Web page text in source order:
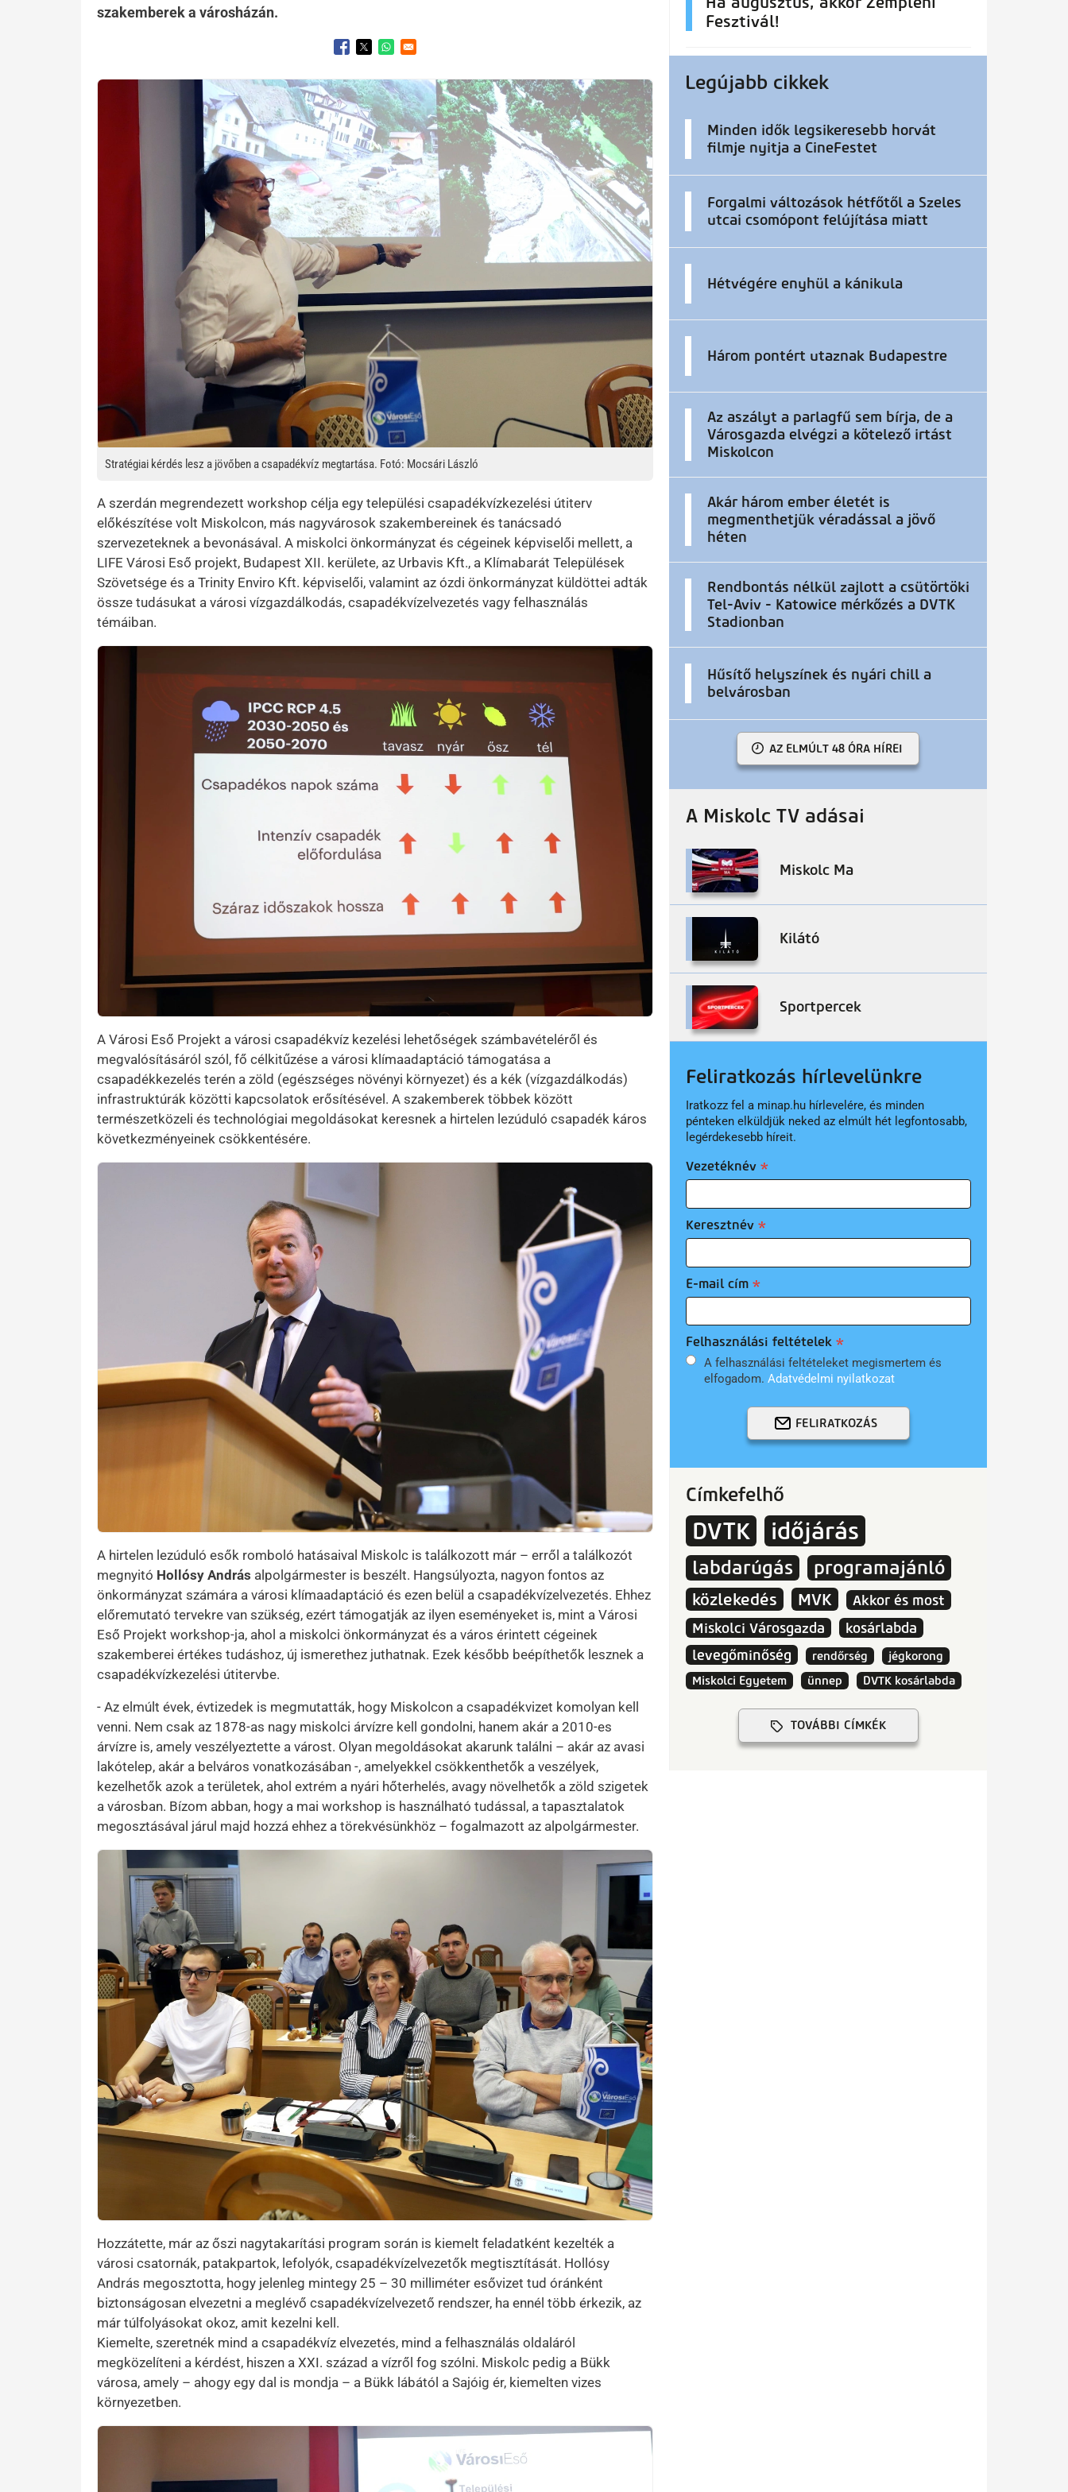
szakemberek a városházán.
Opens in a new window
Opens in a new window
Opens in a new window
Kép
Stratégiai kérdés lesz a jövőben a csapadékvíz megtartása. Fotó: Mocsári László
A szerdán megrendezett workshop célja egy települési csapadékvízkezelési útiterv
előkészítése volt Miskolcon, más nagyvárosok szakembereinek és tanácsadó
szervezeteknek a bevonásával. A miskolci önkormányzat és cégeinek képviselői mellett, a
LIFE Városi Eső projekt, Budapest XII. kerülete, az Urbavis Kft., a Klímabarát Települések
Szövetsége és a Trinity Enviro Kft. képviselői, valamint az ózdi önkormányzat küldöttei adták
össze tudásukat a városi vízgazdálkodás, csapadékvízelvezetés vagy felhasználás
témáiban.
Kép
A Városi Eső Projekt a városi csapadékvíz kezelési lehetőségek számbavételéről és
megvalósításáról szól, fő célkitűzése a városi klímaadaptáció támogatása a
csapadékkezelés terén a zöld (egészséges növényi környezet) és a kék (vízgazdálkodás)
infrastruktúrák közötti kapcsolatok erősítésével. A szakemberek többek között
természetközeli és technológiai megoldásokat keresnek a hirtelen lezúduló csapadék káros
következményeinek csökkentésére.
Kép
A hirtelen lezúduló esők romboló hatásaival Miskolc is találkozott már – erről a találkozót
megnyitó Hollósy András alpolgármester is beszélt. Hangsúlyozta, nagyon fontos az
önkormányzat számára a városi klímaadaptáció és ezen belül a csapadékvízelvezetés. Ehhez
előremutató tervekre van szükség, ezért támogatják az ilyen eseményeket is, mint a Városi
Eső Projekt workshop-ja, ahol a miskolci önkormányzat és a város érintett cégeinek
szakemberei értékes tudáshoz, új ismerethez juthatnak. Ezek később beépíthetők lesznek a
csapadékvízkezelési útitervbe.
- Az elmúlt évek, évtizedek is megmutatták, hogy Miskolcon a csapadékvizet komolyan kell
venni. Nem csak az 1878-as nagy miskolci árvízre kell gondolni, hanem akár a 2010-es
árvízre is, amely veszélyeztette a várost. Olyan megoldásokat akarunk találni – akár az avasi
lakótelep, akár a belváros vonatkozásában -, amelyekkel csökkenthetők a veszélyek,
kezelhetők azok a területek, ahol extrém a nyári hőterhelés, avagy növelhetők a zöld szigetek
a városban. Bízom abban, hogy a mai workshop is használható tudással, a tapasztalatok
megosztásával járul majd hozzá ehhez a törekvésünkhöz – fogalmazott az alpolgármester.
Kép
Hozzátette, már az őszi nagytakarítási program során is kiemelt feladatként kezelték a
városi csatornák, patakpartok, lefolyók, csapadékvízelvezetők megtisztítását. Hollósy
András megosztotta, hogy jelenleg mintegy 25 – 30 milliméter esővizet tud óránként
biztonságosan elvezetni a meglévő csapadékvízelvezető rendszer, ha ennél több érkezik, az
már túlfolyásokat okoz, amit kezelni kell.
Kiemelte, szeretnék mind a csapadékvíz elvezetés, mind a felhasználás oldaláról
megközelíteni a kérdést, hiszen a XXI. század a vízről fog szólni. Miskolc pedig a Bükk
városa, amely – ahogy egy dal is mondja – a Bükk lábától a Sajóig ér, kiemelten vizes
környezetben.
Kép
Fesztivál!
Legújabb cikkek
Minden idők legsikeresebb horvát
filmje nyitja a CineFestet
Forgalmi változások hétfőtől a Szeles
utcai csomópont felújítása miatt
Hétvégére enyhül a kánikula
Három pontért utaznak Budapestre
Az aszályt a parlagfű sem bírja, de a
Városgazda elvégzi a kötelező irtást
Miskolcon
Akár három ember életét is
megmenthetjük véradással a jövő
héten
Rendbontás nélkül zajlott a csütörtöki
Tel-Aviv - Katowice mérkőzés a DVTK
Stadionban
Hűsítő helyszínek és nyári chill a
belvárosban
AZ ELMÚLT 48 ÓRA HÍREI
A Miskolc TV adásai
Miskolc Ma
Kilátó
Sportpercek
Feliratkozás hírlevelünkre
Iratkozz fel a minap.hu hírlevelére, és minden
pénteken elküldjük neked az elmúlt hét legfontosabb,
legérdekesebb híreit.
Vezetéknév
Keresztnév
E-mail cím
Felhasználási feltételek
A felhasználási feltételeket megismertem és
elfogadom. Adatvédelmi nyilatkozat
FELIRATKOZÁS
Címkefelhő
DVTK időjárás
labdarúgás programajánló
közlekedés MVK
Akkor és most
Miskolci Városgazda
kosárlabda
levegőminőség
rendőrség
jégkorong
Miskolci Egyetem
ünnep DVTK kosárlabda
TOVÁBBI CÍMKÉK